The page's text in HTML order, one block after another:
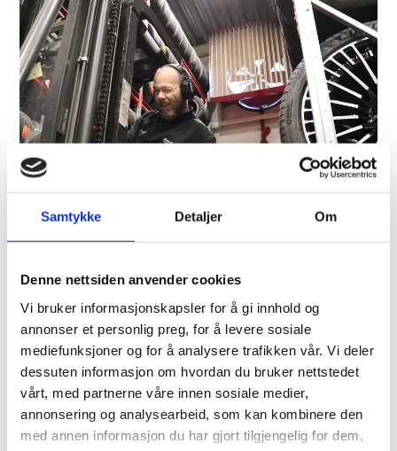
Samtykke Detaljer Om
Denne nettsiden anvender cookies
Vi bruker informasjonskapsler for å gi innhold og
annonser et personlig preg, for å levere sosiale
mediefunksjoner og for å analysere trafikken vår. Vi deler
dessuten informasjon om hvordan du bruker nettstedet
vårt, med partnerne våre innen sosiale medier,
annonsering og analysearbeid, som kan kombinere den
med annen informasjon du har gjort tilgjengelig for dem,
Dekk/Dekkhotell
Valerii Donovskyi
Avd. Dekk/ Tectyl